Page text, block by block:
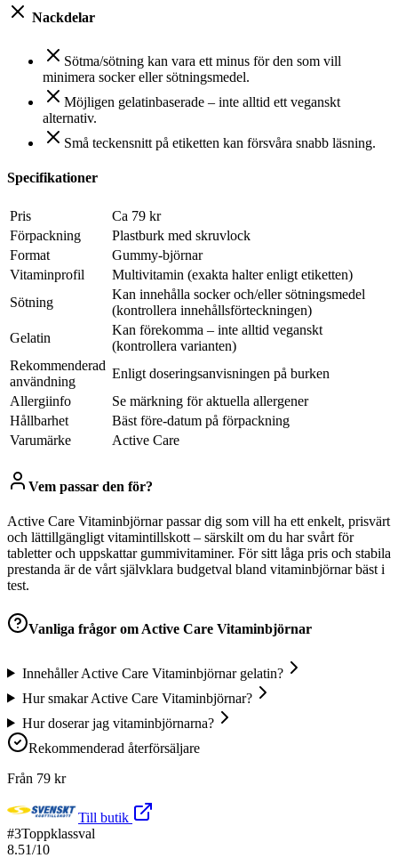
Nackdelar
Sötma/sötning kan vara ett minus för den som vill
minimera socker eller sötningsmedel.
Möjligen gelatinbaserade – inte alltid ett veganskt
alternativ.
Små teckensnitt på etiketten kan försvåra snabb läsning.
Specifikationer
Pris
Ca 79 kr
Förpackning
Plastburk med skruvlock
Format
Gummy-björnar
Vitaminprofil
Multivitamin (exakta halter enligt etiketten)
Sötning
Kan innehålla socker och/eller sötningsmedel
(kontrollera innehållsförteckningen)
Gelatin
Kan förekomma – inte alltid veganskt
(kontrollera varianten)
Rekommenderad
användning
Enligt doseringsanvisningen på burken
Allergiinfo
Se märkning för aktuella allergener
Hållbarhet
Bäst före-datum på förpackning
Varumärke
Active Care
Vem passar den för?
Active Care Vitaminbjörnar passar dig som vill ha ett enkelt, prisvärt
och lättillgängligt vitamintillskott – särskilt om du har svårt för
tabletter och uppskattar gummivitaminer. För sitt låga pris och stabila
prestanda är de vårt självklara budgetval bland vitaminbjörnar bäst i
test.
Vanliga frågor om Active Care Vitaminbjörnar
Innehåller Active Care Vitaminbjörnar gelatin?
Hur smakar Active Care Vitaminbjörnar?
Hur doserar jag vitaminbjörnarna?
Rekommenderad återförsäljare
Från 79 kr
Till butik
#3Toppklassval
8.51/10